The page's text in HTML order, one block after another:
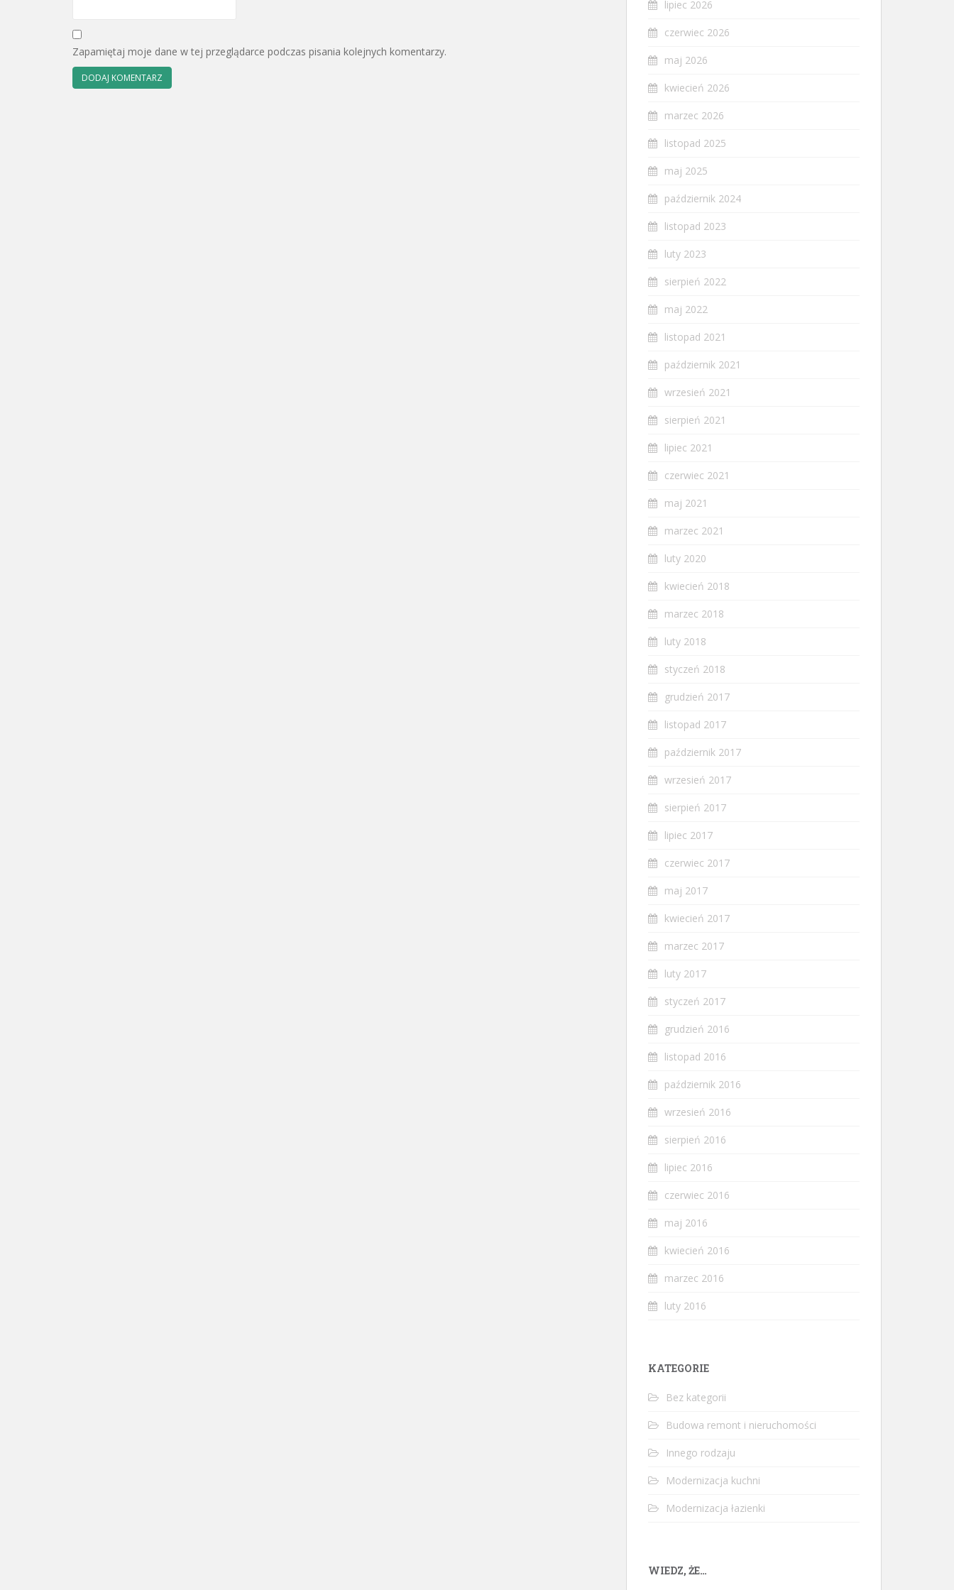
Zapamiętaj moje dane w tej przeglądarce podczas pisania kolejnych komentarzy.
lipiec 2026
czerwiec 2026
maj 2026
kwiecień 2026
marzec 2026
listopad 2025
maj 2025
październik 2024
listopad 2023
luty 2023
sierpień 2022
maj 2022
listopad 2021
październik 2021
wrzesień 2021
sierpień 2021
lipiec 2021
czerwiec 2021
maj 2021
marzec 2021
luty 2020
kwiecień 2018
marzec 2018
luty 2018
styczeń 2018
grudzień 2017
listopad 2017
październik 2017
wrzesień 2017
sierpień 2017
lipiec 2017
czerwiec 2017
maj 2017
kwiecień 2017
marzec 2017
luty 2017
styczeń 2017
grudzień 2016
listopad 2016
październik 2016
wrzesień 2016
sierpień 2016
lipiec 2016
czerwiec 2016
maj 2016
kwiecień 2016
marzec 2016
luty 2016
KATEGORIE
Bez kategorii
Budowa remont i nieruchomości
Innego rodzaju
Modernizacja kuchni
Modernizacja łazienki
WIEDZ, ŻE…